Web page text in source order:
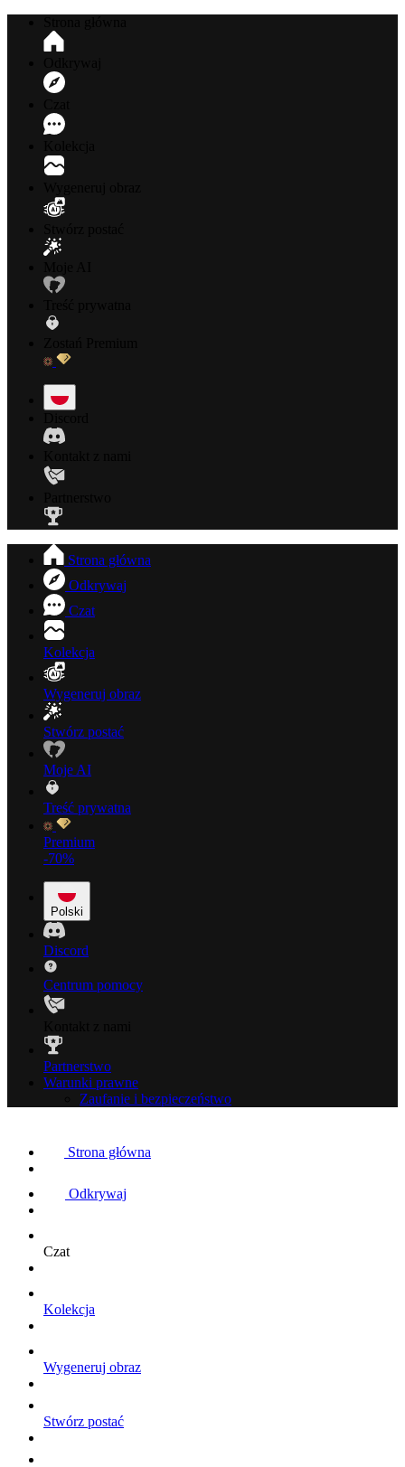
Strona główna
Odkrywaj
Czat
Kolekcja
Wygeneruj obraz
Stwórz postać
Moje AI
Treść prywatna
Premium
-70%
Polski
Discord
Centrum pomocy
Partnerstwo
Warunki prawne
Zaufanie i bezpieczeństwo
Strona główna
Odkrywaj
Czat
Kolekcja
Wygeneruj obraz
Stwórz postać